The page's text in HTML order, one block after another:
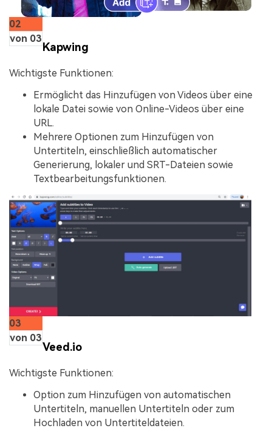
02
von 03
Kapwing
Wichtigste Funktionen:
Ermöglicht das Hinzufügen von Videos über eine
lokale Datei sowie von Online-Videos über eine
URL.
Mehrere Optionen zum Hinzufügen von
Untertiteln, einschließlich automatischer
Generierung, lokaler und SRT-Dateien sowie
Textbearbeitungsfunktionen.
03
von 03
Veed.io
Wichtigste Funktionen:
Option zum Hinzufügen von automatischen
Untertiteln, manuellen Untertiteln oder zum
Hochladen von Untertiteldateien.